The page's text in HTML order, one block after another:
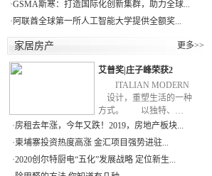
·GSMA斯寒：打造国际化创新集群，助力全球...
· 阿联酋全球第一所人工智能大学提供全额奖...
家居房产 更多>>
艾普奖|庄子峰荣获2
ITALIAN MODERN
设计，重塑生活的一种
方式。 以独特、…
·房租去年涨，今年又跌！2019，房地产板块...
·柬埔寨投资热度高涨 金汇项目强势进驻...
·2020创尔特厨电“五化”发展战略 定位新生...